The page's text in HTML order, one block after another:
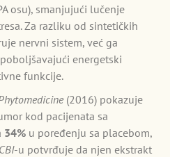
osu), smanjujući lučenje
Za razliku od sintetičkih
nervni sistem, već ga
energetski
funkcije.
(2016) pokazuje
kod pacijenata sa
34% u poređenju sa placebom,
-u potvrđuje da njen ekstrakt